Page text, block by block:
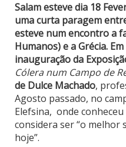
Salam esteve dia 18
uma curta paragem
esteve num encontro a
Humanos) e a Grécia.
inauguração da
Cólera num Campo de
de Dulce Machado,
Agosto passado, no
Elefsina, onde conheceu
considera ser “o melhor
hoje”.